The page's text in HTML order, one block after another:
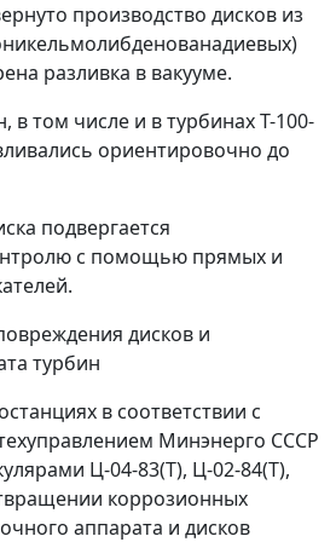
производство дисков из
разливка в вакууме.
в том числе и в турбинах T-100-
ориентировочно до
подвергается
с помощью прямых и
дисков и
турбин
в соответствии с
Минэнерго СССР
Ц-04-83(Т), Ц-02-84(Т),
коррозионных
аппарата и дисков